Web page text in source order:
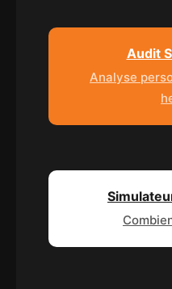
Audit
Analyse